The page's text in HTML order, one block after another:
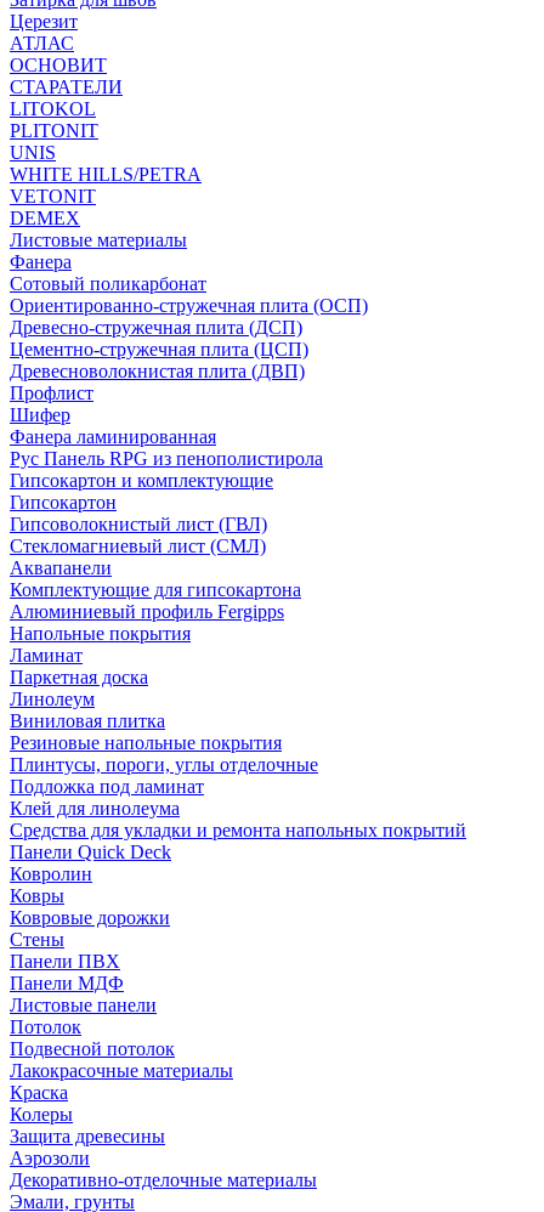
Церезит
АТЛАС
ОСНОВИТ
СТАРАТЕЛИ
LITOKOL
PLITONIT
UNIS
WHITE HILLS/PETRA
VETONIT
DEMEX
Листовые материалы
Фанера
Сотовый поликарбонат
Ориентированно-стружечная плита (ОСП)
Древесно-стружечная плита (ДСП)
Цементно-стружечная плита (ЦСП)
Древесноволокнистая плита (ДВП)
Профлист
Шифер
Фанера ламинированная
Рус Панель RPG из пенополистирола
Гипсокартон и комплектующие
Гипсокартон
Гипсоволокнистый лист (ГВЛ)
Стекломагниевый лист (СМЛ)
Аквапанели
Комплектующие для гипсокартона
Алюминиевый профиль Fergipps
Напольные покрытия
Ламинат
Паркетная доска
Линолеум
Виниловая плитка
Резиновые напольные покрытия
Плинтусы, пороги, углы отделочные
Подложка под ламинат
Клей для линолеума
Средства для укладки и ремонта напольных покрытий
Панели Quick Deck
Ковролин
Ковры
Ковровые дорожки
Стены
Панели ПВХ
Панели МДФ
Листовые панели
Потолок
Подвесной потолок
Лакокрасочные материалы
Краска
Колеры
Защита древесины
Аэрозоли
Декоративно-отделочные материалы
Эмали, грунты